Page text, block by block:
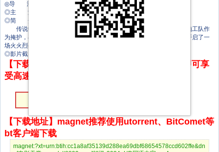
◎导 演 李亚东
◎主 演 刘頔
◎简 介
传说中怪兽屠城的小镇，如今已经成为无人小镇。钱老板带着一支施工队作
为掩护，在此偷偷挖玉。怪兽再次席卷而来，工头赵亮带领一众农民工开启了一
场火火烈烈的打怪兽行动，在此过程中见证了父子情和兄弟之间的情谊。
◎影片截图
【下载地址】本站专属下载器：点击下方链接 即可享
受高速下载和在线播放 专治迅雷无法下载
【下载地址】magnet推荐使用utorrent、BitComet等
bt客户端下载
magnet:?xt=urn:btih:cc1a8af35139d288ea69dbf68654578ccd602ffe&dn